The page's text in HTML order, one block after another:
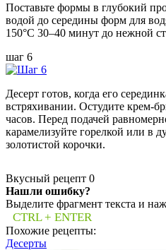
Поставьте формы в глубокий
водой до середины форм для
150°C 30–40 минут до нежной
шаг 6
Десерт готов, когда его
встряхивании. Остудите крем-
часов. Перед подачей
карамелизуйте горелкой или в
золотистой корочки.
Вкусный рецепт 0
Нашли ошибку?
Выделите фрагмент текста и
CTRL + ENTER
Похожие рецепты:
Десерты